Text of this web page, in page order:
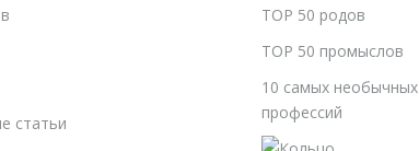
статьи
TOP 50 родов
TOP 50 промыслов
10 самых необычных
профессий